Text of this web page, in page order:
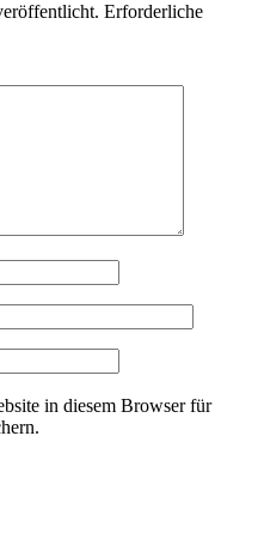
Erforderliche
in diesem Browser für